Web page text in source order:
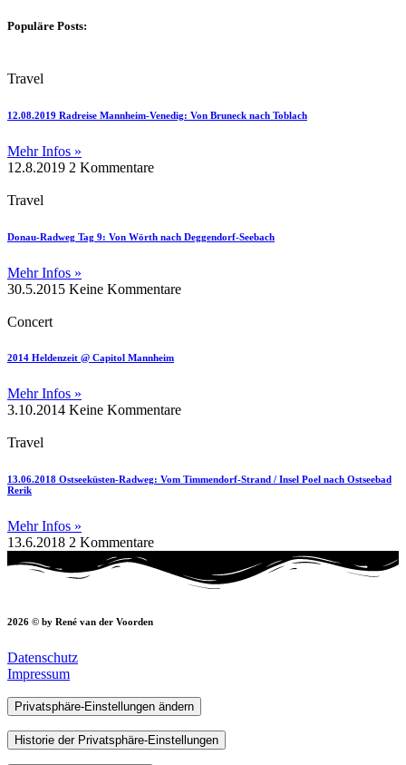
Populäre Posts:
Travel
12.08.2019 Radreise Mannheim-Venedig: Von Bruneck nach Toblach
Mehr Infos »
12.8.2019 2 Kommentare
Travel
Donau-Radweg Tag 9: Von Wörth nach Deggendorf-Seebach
Mehr Infos »
30.5.2015 Keine Kommentare
Concert
2014 Heldenzeit @ Capitol Mannheim
Mehr Infos »
3.10.2014 Keine Kommentare
Travel
13.06.2018 Ostseeküsten-Radweg: Vom Timmendorf-Strand / Insel Poel nach Ostseebad
Rerik
Mehr Infos »
13.6.2018 2 Kommentare
2026 © by René van der Voorden
Datenschutz
Impressum
Privatsphäre-Einstellungen ändern
Historie der Privatsphäre-Einstellungen